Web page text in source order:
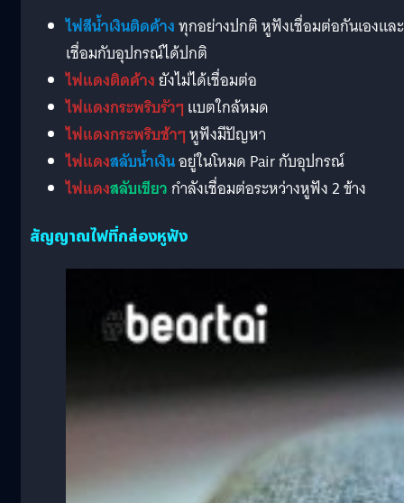
ไฟสีน้ำเงินติดค้างทุกอย่างปกติ หูฟังเชื่อมต่อกันเองและ
เชื่อมกับอุปกรณ์ได้ปกติ
ไฟแดงติดค้างยังไม่ได้เชื่อมต่อ
ไฟแดงกระพริบรัวๆ แบตใกล้หมด
ไฟแดงกระพริบช้าๆหูฟังมีปัญหา
ไฟแดงสลับน้ำเงินอยู่ในโหมด Pair กับอุปกรณ์
ไฟแดงสลับเขียวกำลังเชื่อมต่อระหว่างหูฟัง 2 ข้าง
สัญญาณไฟที่กล่องหูฟัง